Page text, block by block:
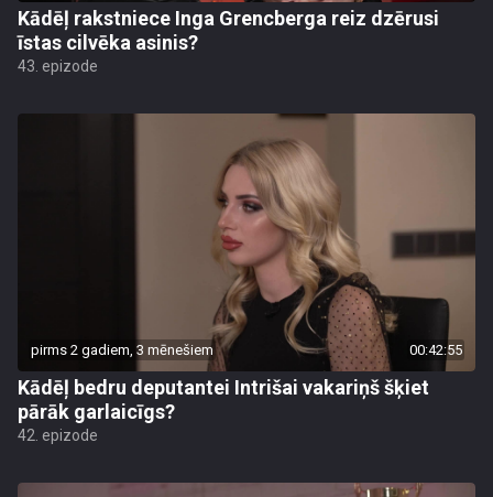
Kādēļ rakstniece Inga Grencberga reiz dzērusi
īstas cilvēka asinis?
43. epizode
pirms 2 gadiem, 3 mēnešiem 00:42:55
Kādēļ bedru deputantei Intrišai vakariņš šķiet
pārāk garlaicīgs?
42. epizode